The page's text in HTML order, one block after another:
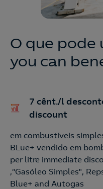
Nós ligamos!
O que pode
you can
7 cênt./l
discount
em combustíveis
BLue+ vendido em
per litre immediate
,“Gasóleo Simples",
Blue+ and Autogas